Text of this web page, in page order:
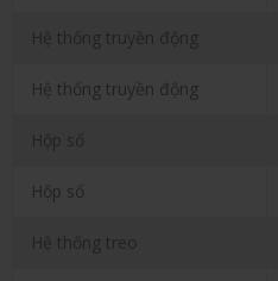
Hệ thống truyền động
Hệ thống truyền động
Hộp số
Hộp số
Hệ thống treo